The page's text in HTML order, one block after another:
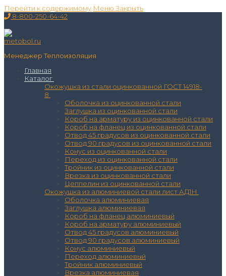
Перейти к содержимому Меню Закрыть
8-800-250-64-42
Менеджер Теплоизоляция
Главная
Каталог
Окожушка из стали оцинкованной ГОСТ 14918-
8
Оболочка из оцинкованной стали
Заглушка из оцинкованной стали
Короб на арматуру из оцинкованной стали
Короб на фланец из оцинкованной стали
Отвод 45 градусов из оцинкованной стали
Отвод 90 градусов из оцинкованной стали
Конус из оцинкованной стали
Переход из оцинкованной стали
Тройник из оцинкованной стали
Врезка из оцинкованной стали
Цеппелин из оцинкованной стали
Окожушка из алюминиевой стали лист АД1Н
Оболочка алюминиевая
Заглушка алюминиевая
Короб на фланец алюминиевый
Короб на арматуру алюминиевый
Отвод 45 градусов алюминиевый
Отвод 90 градусов алюминиевый
Конус алюминиевый
Переход алюминиевый
Тройник алюминиевый
Врезка алюминиевая